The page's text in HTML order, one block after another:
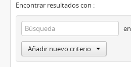
Encontrar resultados con :
en
Añadir nuevo criterio